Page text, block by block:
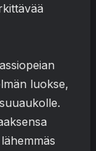
luokse,